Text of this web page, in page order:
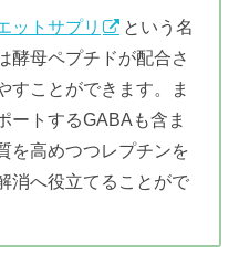
ットサプリ
という名
酵母ペプチドが配合さ
すことができます。ま
ートするGABAも含ま
を高めつつレプチンを
消へ役立てることがで